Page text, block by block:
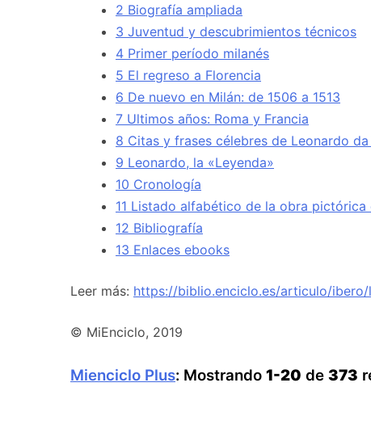
2 Biografía ampliada
3 Juventud y descubrimientos técnicos
4 Primer período milanés
5 El regreso a Florencia
6 De nuevo en Milán: de 1506 a 1513
7 Ultimos años: Roma y Francia
8 Citas y frases célebres de Leonardo
9 Leonardo, la «Leyenda»
10 Cronología
11 Listado alfabético de la obra pictórica
12 Bibliografía
13 Enlaces ebooks
Leer más: https://biblio.enciclo.es/articulo/
© MiEnciclo, 2019
Mienciclo Plus: Mostrando 1-20 de 373